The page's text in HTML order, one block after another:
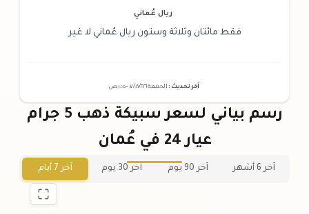
ريال عُماني
فقط مائتان وثلاثة وستون ريال عُماني لا غير
آخر تحديث : الجمعة ٠٧ /٠٨/٢٠٢٦ - ١٠:٠٥ ص
رسم بياني لسعر سبيكة ذهب 5 جرام
عيار 24 في عُمان
آخر 6 أشهر آخر 90 يوم آخر 30 يوم آخر 7 أيام